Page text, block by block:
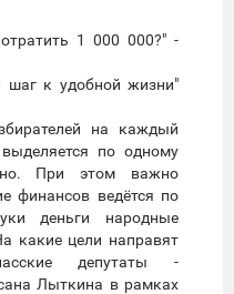
1 000 000?" -
шаг к удобной жизни"
на каждый
по одному
При этом важно
финансов ведётся по
деньги народные
какие цели направят
депутаты -
Лыткина в рамках